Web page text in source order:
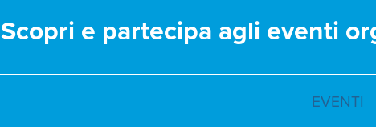
Scopri e partecipa agli eventi
EVENTI